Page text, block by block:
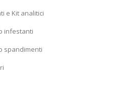
e Kit analitici
infestanti
spandimenti